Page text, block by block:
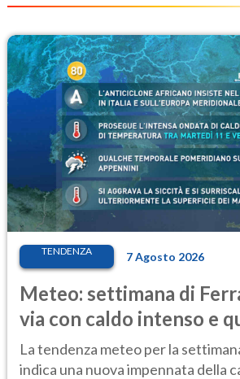
TENDENZA 7 Agosto 2026
Meteo: settimana di
via con caldo intenso e
temporale
La tendenza meteo per la
indica una nuova impennata della